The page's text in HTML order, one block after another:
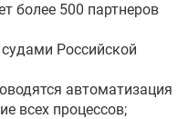
более 500 партнеров
Российской
автоматизация
всех процессов;